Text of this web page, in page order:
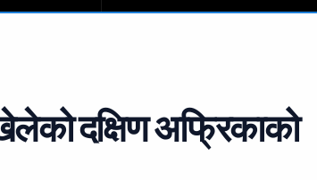
दक्षिण अफ्रिकाको